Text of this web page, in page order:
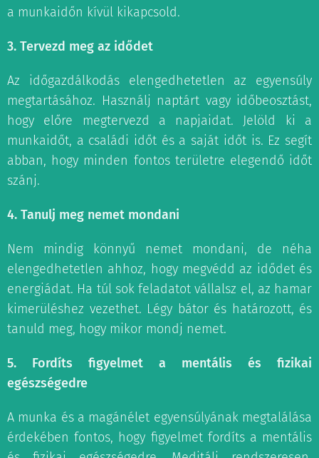
a munkaidőn kívül kikapcsold.
3. Tervezd meg az idődet
Az időgazdálkodás elengedhetetlen az egyensúly
megtartásához. Használj naptárt vagy időbeosztást,
hogy előre megtervezd a napjaidat. Jelöld ki a
munkaidőt, a családi időt és a saját időt is. Ez segít
abban, hogy minden fontos területre elegendő időt
szánj.
4. Tanulj meg nemet mondani
Nem mindig könnyű nemet mondani, de néha
elengedhetetlen ahhoz, hogy megvédd az idődet és
energiádat. Ha túl sok feladatot vállalsz el, az hamar
kimerüléshez vezethet. Légy bátor és határozott, és
tanuld meg, hogy mikor mondj nemet.
5. Fordíts figyelmet a mentális és fizikai
egészségedre
A munka és a magánélet egyensúlyának megtalálása
érdekében fontos, hogy figyelmet fordíts a mentális